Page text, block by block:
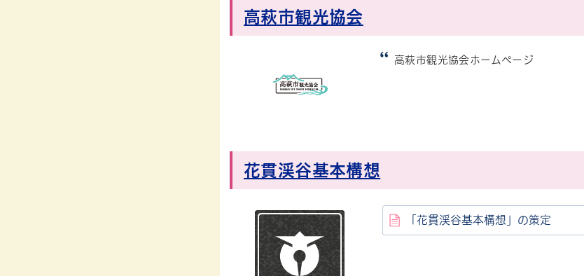
高萩市観光協会
高萩市観光協会ホームページ
花貫渓谷基本構想
「花貫渓谷基本構想」の策定